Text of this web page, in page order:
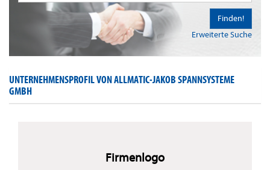
Erweiterte Suche
Finden!
UNTERNEHMENSPROFIL VON ALLMATIC-JAKOB SPANNSYSTEME
GMBH
Firmenlogo